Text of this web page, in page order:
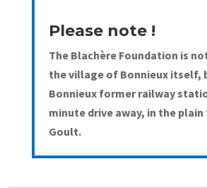
Please note !
The Blachère Foundation is
the village of Bonnieux itself,
Bonnieux former railway
minute drive away, in the
Goult.